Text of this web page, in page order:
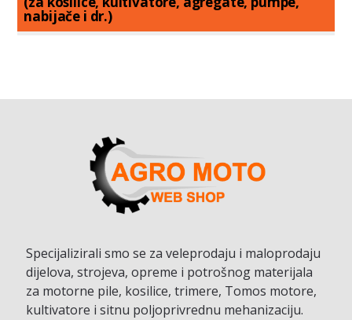
nabijače i dr.)
Specijalizirali smo se za veleprodaju i maloprodaju
dijelova, strojeva, opreme i potrošnog materijala
za motorne pile, kosilice, trimere, Tomos motore,
kultivatore i sitnu poljoprivrednu mehanizaciju.